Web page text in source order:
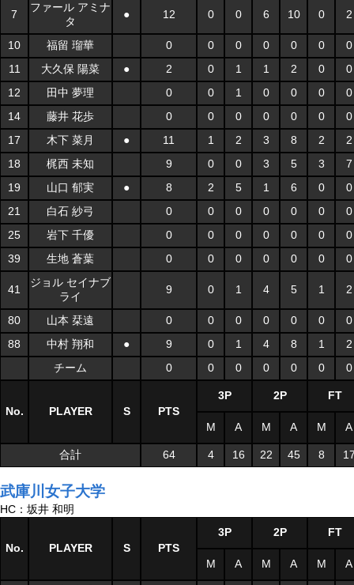
7
ファール アミナ
タ
● 12 0 0 6 10 0 2
10 福留 瑠華 0 0 0 0 0 0
0
11
大久保 陽菜 ● 2 0 1 1 2 0
0
12
田中 夢理 0 0 1 0 0 0
0
14
藤井 花歩 0 0 0 0 0 0
0
17
木下 菜月 ● 11 1 2 3 8 2
2
18
梶西 未知 9 0 0 3 5 3
7
19
山口 郁実 ● 8 2 5 1 6 0
0
21
白石 紗弓 0 0 0 0 0 0
0
25
岩下 千優 0 0 0 0 0 0
0
39
生地 蒼葉 0 0 0 0 0 0 0
41
ジョル セイナブ
ライ
9 0 1 4 5 1 2
80 山本 栞遠 0 0 0 0 0 0
0
88
中村 翔和 ● 9 0 1 4 8 1
2
チーム
0 0 0 0 0 0 0
No. PLAYER S PTS
3P 2P FT
M A M A M A
合計 64 4 16 22 45 8
武庫川女子大学
HC：坂井 和明
No. PLAYER S PTS
3P 2P FT
M A M A M A